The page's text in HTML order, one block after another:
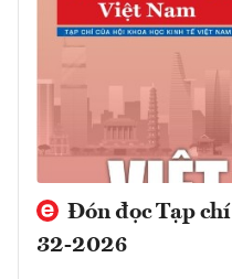
Đón đọc Tạp
32-2026